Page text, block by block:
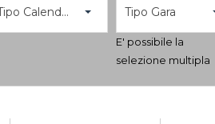
Tipo Calendario Tipo Gara
E' possibile la
selezione multipla